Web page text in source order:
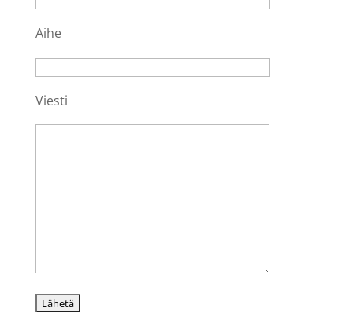
Aihe
Viesti